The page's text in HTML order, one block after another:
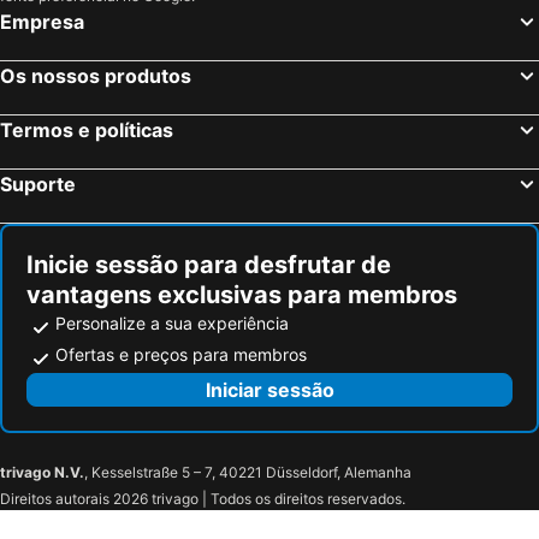
Gémenos, bed and breakfasts
Saint-Cannat, bed and breakfasts
Istres, bed and breakfasts
La Bouilladisse, bed and breakfasts
Le Paradou, bed and breakfasts
Empresa
Os nossos produtos
Termos e políticas
Suporte
Inicie sessão para desfrutar de
vantagens exclusivas para membros
Personalize a sua experiência
Ofertas e preços para membros
Iniciar sessão
trivago N.V., Kesselstraße 5 – 7, 40221 Düsseldorf, Alemanha
Direitos autorais 2026 trivago | Todos os direitos reservados.